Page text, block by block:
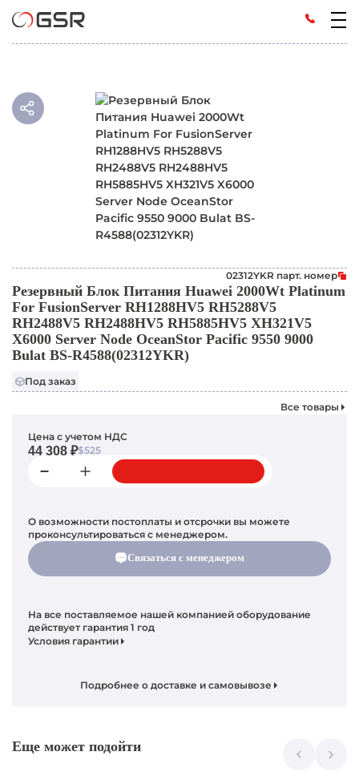
02312YKR парт. номер
Резервный Блок Питания Huawei 2000Wt Platinum
For FusionServer RH1288HV5 RH5288V5
RH2488V5 RH2488HV5 RH5885HV5 XH321V5
X6000 Server Node OceanStor Pacific 9550 9000
Bulat BS-R4588(02312YKR)
Под заказ
Все товары
Цена с учетом НДС
44 308 ₽$525
О возможности постоплаты и отсрочки вы можете
проконсультироваться с менеджером.
Связаться с менеджером
На все поставляемое нашей компанией оборудование
действует гарантия 1 год
Условия гарантии
Подробнее о доставке и самовывозе
Еще может подойти